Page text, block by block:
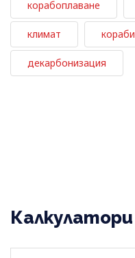
корабоплаване
климат кораби
декарбонизация
Калкулатори